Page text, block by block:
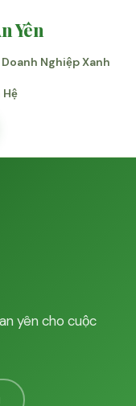
Yên
Doanh Nghiệp Xanh
Hệ
yên cho cuộc